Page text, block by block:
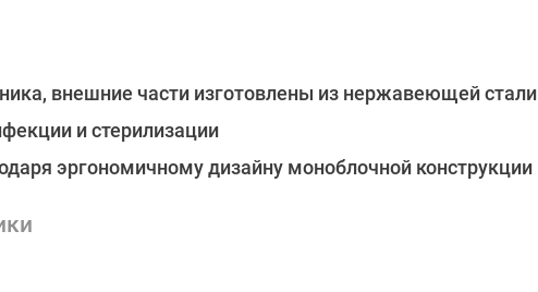
внешние части изготовлены из нержавеющей стали
и стерилизации
эргономичному дизайну моноблочной конструкции